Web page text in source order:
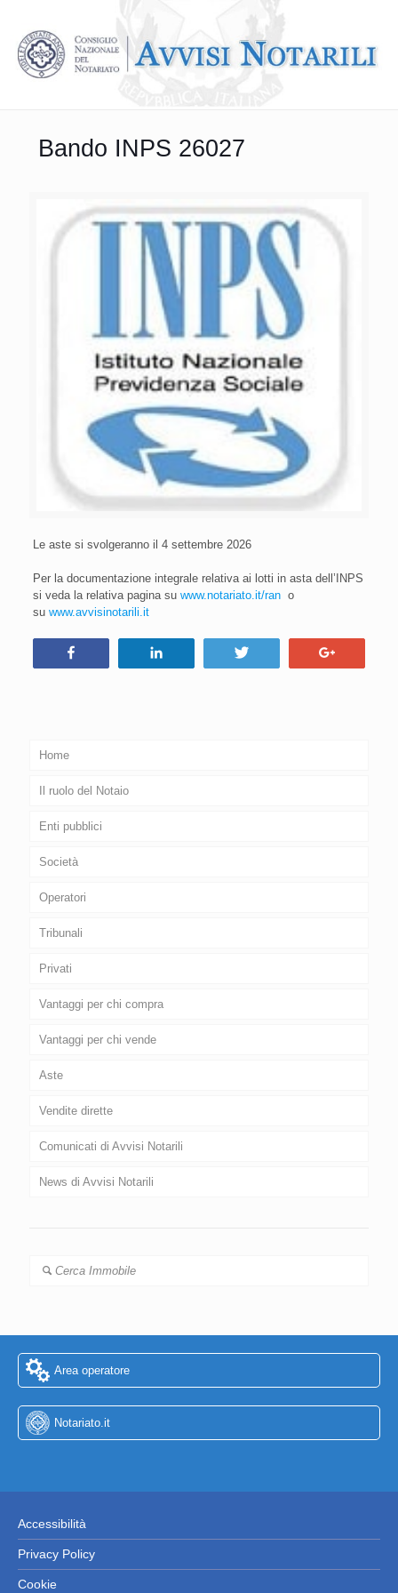
Bando INPS 26027
Le aste si svolgeranno il 4 settembre 2026
Per la documentazione integrale relativa ai lotti in asta dell’INPS
si veda la relativa pagina su www.notariato.it/rano
su www.avvisinotarili.it
Home
Il ruolo del Notaio
Enti pubblici
Società
Operatori
Tribunali
Privati
Vantaggi per chi compra
Vantaggi per chi vende
Aste
Vendite dirette
Comunicati di Avvisi Notarili
News di Avvisi Notarili
Cerca Immobile
Area operatore
Notariato.it
Accessibilità
Privacy Policy
Cookie